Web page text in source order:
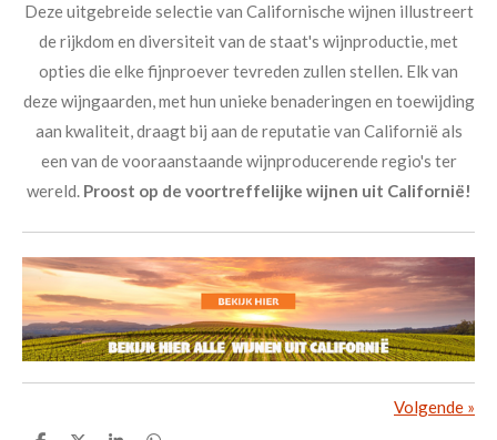
Deze uitgebreide selectie van Californische wijnen illustreert
de rijkdom en diversiteit van de staat's wijnproductie, met
opties die elke fijnproever tevreden zullen stellen. Elk van
deze wijngaarden, met hun unieke benaderingen en toewijding
aan kwaliteit, draagt bij aan de reputatie van Californië als
een van de vooraanstaande wijnproducerende regio's ter
wereld. Proost op de voortreffelijke wijnen uit Californië!
Volgende »